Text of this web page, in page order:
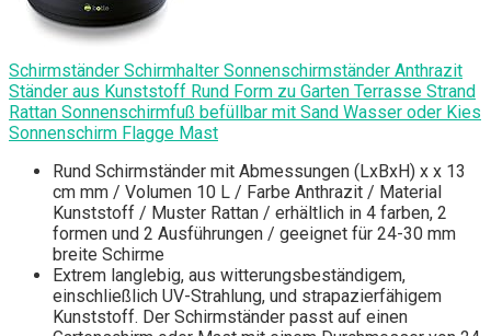
Schirmständer Schirmhalter Sonnenschirmständer Anthrazit
Ständer aus Kunststoff Rund Form zu Garten Terrasse Strand
Rattan Sonnenschirmfuß befüllbar mit Sand Wasser oder Kies
Sonnenschirm Flagge Mast
Rund Schirmständer mit Abmessungen (LxBxH) x x 13
cm mm / Volumen 10 L / Farbe Anthrazit / Material
Kunststoff / Muster Rattan / erhältlich in 4 farben, 2
formen und 2 Ausführungen / geeignet für 24-30 mm
breite Schirme
Extrem langlebig, aus witterungsbeständigem,
einschließlich UV-Strahlung, und strapazierfähigem
Kunststoff. Der Schirmständer passt auf einen